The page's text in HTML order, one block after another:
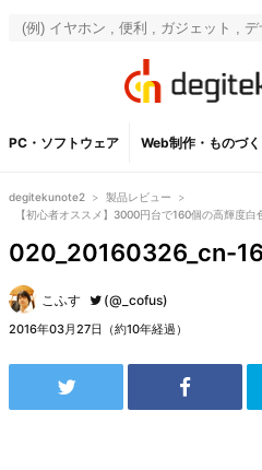
PC・ソフトウェア Web制作・ものづく
degitekunote2 > 製品レビュー
>
【初心者オススメ】3000円台で160個の高輝度白
020_20160326_cn-
こふす (@_cofus)
2016年03月27日（約10年経過）